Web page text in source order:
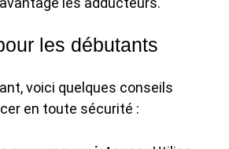
les débutants
voici quelques conseils
en toute sécurité :